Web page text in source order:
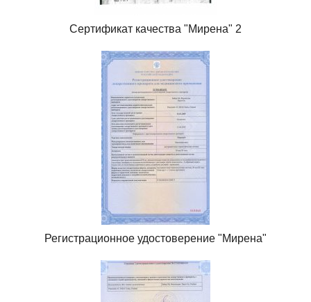
Сертификат качества "Мирена" 2
Регистрационное удостоверение "Мирена"